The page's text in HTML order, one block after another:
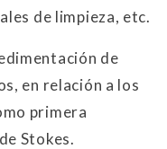
de limpieza, etc.
de
en relación a los
primera
Stokes.